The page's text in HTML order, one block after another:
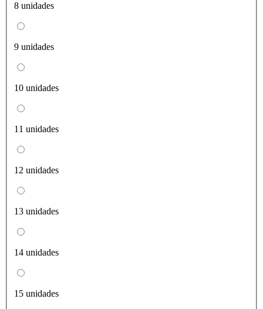
8 unidades
9 unidades
10 unidades
11 unidades
12 unidades
13 unidades
14 unidades
15 unidades